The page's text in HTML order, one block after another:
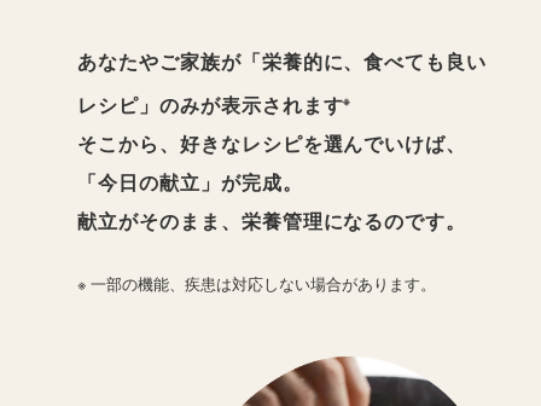
あなたやご家族が「栄養的に、食べても良い
レシピ」のみが表示されます※
そこから、好きなレシピを選んでいけば、
「今日の献立」が完成。
献立がそのまま、栄養管理になるのです。
一部の機能、疾患は対応しない場合があります。